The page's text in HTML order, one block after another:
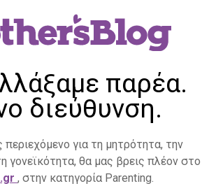
παρέα.
διεύθυνση.
περιεχόμενο για τη μητρότητα, την
γονεϊκότητα, θα μας βρεις πλέον στο
, στην κατηγορία Parenting.